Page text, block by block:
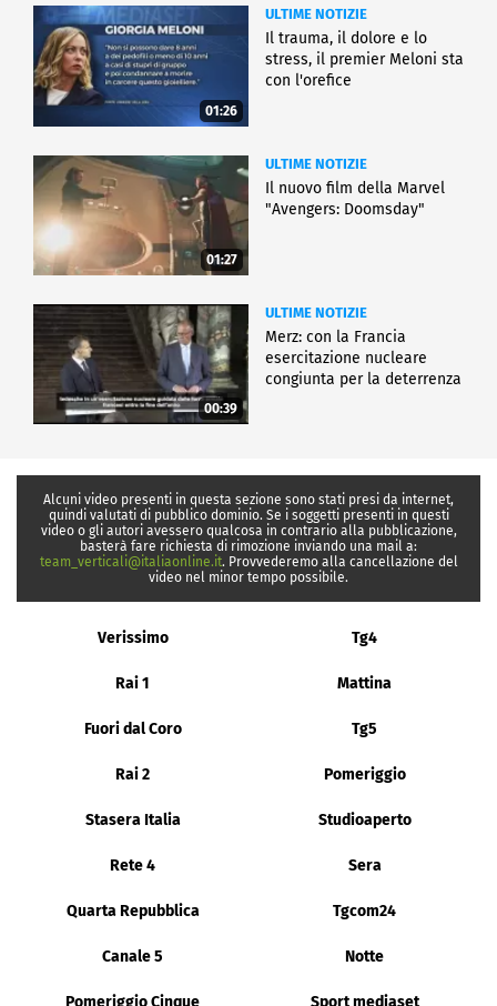
01:26
ULTIME NOTIZIE
Il trauma, il dolore e lo
stress, il premier Meloni sta
con l'orefice
01:27
ULTIME NOTIZIE
Il nuovo film della Marvel
"Avengers: Doomsday"
00:39
ULTIME NOTIZIE
Merz: con la Francia
esercitazione nucleare
congiunta per la deterrenza
Alcuni video presenti in questa sezione sono stati presi da internet,
quindi valutati di pubblico dominio. Se i soggetti presenti in questi
video o gli autori avessero qualcosa in contrario alla pubblicazione,
basterà fare richiesta di rimozione inviando una mail a:
team_verticali@italiaonline.it. Provvederemo alla cancellazione del
video nel minor tempo possibile.
Verissimo Tg4
Rai 1 Mattina
Fuori dal Coro Tg5
Rai 2 Pomeriggio
Stasera Italia Studioaperto
Rete 4 Sera
Quarta Repubblica Tgcom24
Canale 5 Notte
Pomeriggio Cinque Sport mediaset